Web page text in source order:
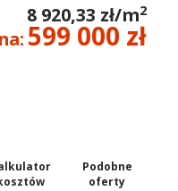
8 920,33 zł/m2
599 000 zł
Podobne
oferty